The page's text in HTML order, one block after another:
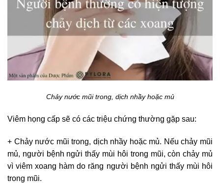
Chảy nước mũi trong, dịch nhầy hoặc mủ
Viêm họng cấp sẽ có các triệu chứng thường gặp sau:
+ Chảy nước mũi trong, dịch nhầy hoặc mủ. Nếu chảy mũi
mủ, người bệnh ngửi thấy mùi hôi trong mũi, còn chảy mủ
vì viêm xoang hàm do răng người bệnh ngửi thấy mùi hôi
trong mũi.